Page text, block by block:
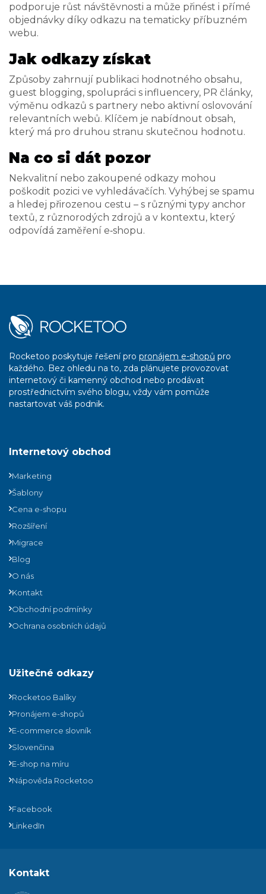
podporuje růst návštěvnosti a může přinést i přímé
objednávky díky odkazu na tematicky příbuzném
webu.
Jak odkazy získat
Způsoby zahrnují publikaci hodnotného obsahu,
guest blogging, spolupráci s influencery, PR články,
výměnu odkazů s partnery nebo aktivní oslovování
relevantních webů. Klíčem je nabídnout obsah,
který má pro druhou stranu skutečnou hodnotu.
Na co si dát pozor
Nekvalitní nebo zakoupené odkazy mohou
poškodit pozici ve vyhledávačích. Vyhýbej se spamu
a hledej přirozenou cestu – s různými typy anchor
textů, z různorodých zdrojů a v kontextu, který
odpovídá zaměření e‑shopu.
Rocketoo poskytuje řešení pro pronájem e-shopů pro
každého. Bez ohledu na to, zda plánujete provozovat
internetový či kamenný obchod nebo prodávat
prostřednictvím svého blogu, vždy vám pomůže
nastartovat váš podnik.
Internetový obchod
Marketing
Šablony
Cena e-shopu
Rozšíření
Migrace
Blog
O nás
Kontakt
Obchodní podmínky
Ochrana osobních údajů
Užitečné odkazy
Rocketoo Balíky
Pronájem e-shopů
E-commerce slovník
Slovenčina
E-shop na míru
Nápověda Rocketoo
Facebook
LinkedIn
Kontakt